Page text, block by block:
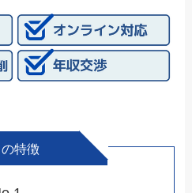
特徴